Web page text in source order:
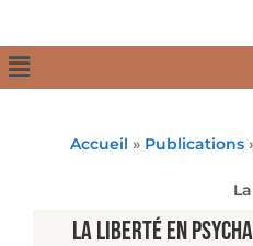
Accueil » Publications
La liberté en